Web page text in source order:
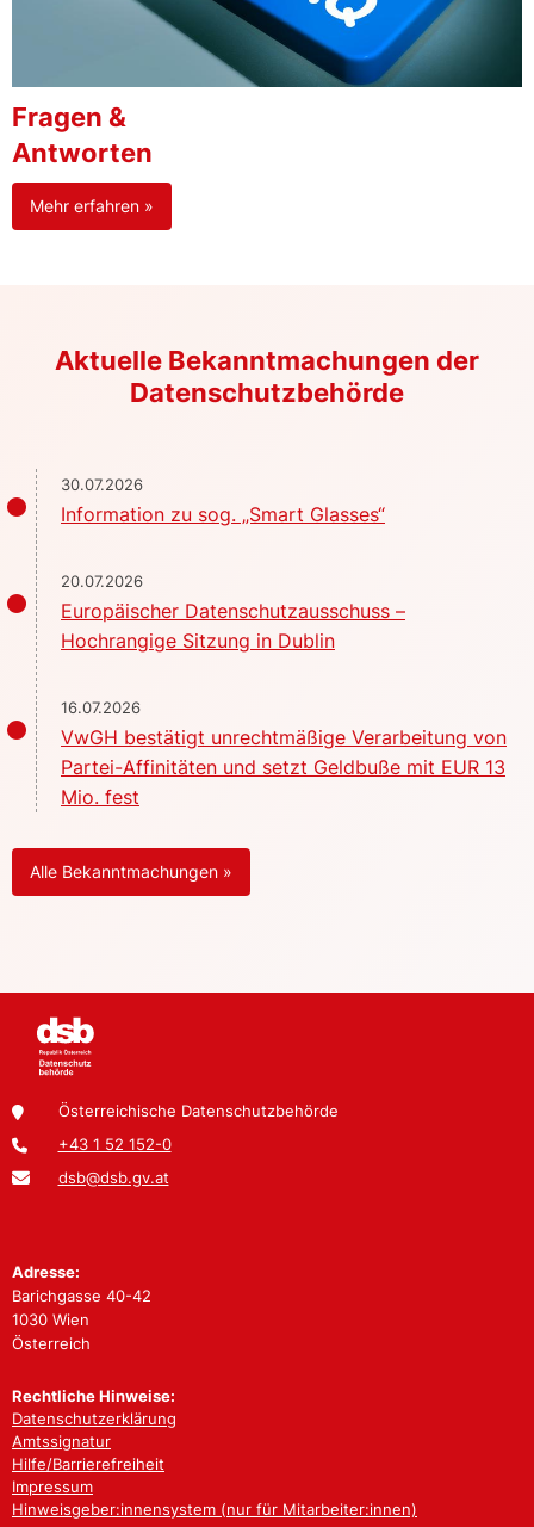
Fragen &
Antworten
Mehr erfahren »
Aktuelle Bekanntmachungen der
Datenschutzbehörde
30.07.2026
Information zu sog. „Smart Glasses“
20.07.2026
Europäischer Datenschutzausschuss –
Hochrangige Sitzung in Dublin
16.07.2026
VwGH bestätigt unrechtmäßige Verarbeitung von
Partei-Affinitäten und setzt Geldbuße mit EUR 13
Mio. fest
Alle Bekanntmachungen »
Österreichische Datenschutzbehörde
+43 1 52 152-0
dsb@dsb.gv.at
Adresse:
Barichgasse 40-42
1030 Wien
Österreich
Rechtliche Hinweise:
Datenschutzerklärung
Amtssignatur
Hilfe/Barrierefreiheit
Impressum
Hinweisgeber:innensystem (nur für Mitarbeiter:innen)